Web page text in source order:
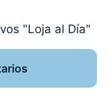
"Loja al Día"